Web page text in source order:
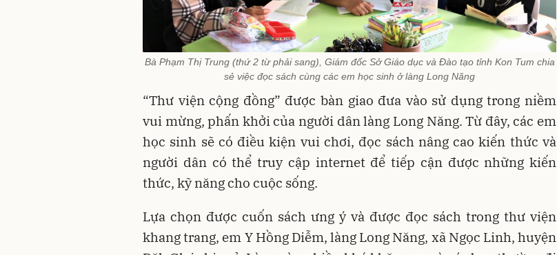
Bà Phạm Thị Trung (thứ 2 từ phải sang), Giám đốc Sở Giáo dục và Đào tạo tỉnh Kon Tum chia
sẻ việc đọc sách cùng các em học sinh ở làng Long Năng
“Thư viện cộng đồng” được bàn giao đưa vào sử dụng trong niềm
vui mừng, phấn khởi của người dân làng Long Năng. Từ đây, các em
học sinh sẽ có điều kiện vui chơi, đọc sách nâng cao kiến thức và
người dân có thể truy cập internet để tiếp cận được những kiến
thức, kỹ năng cho cuộc sống.
Lựa chọn được cuốn sách ưng ý và được đọc sách trong thư viện
khang trang, em Y Hồng Diễm, làng Long Năng, xã Ngọc Linh, huyện